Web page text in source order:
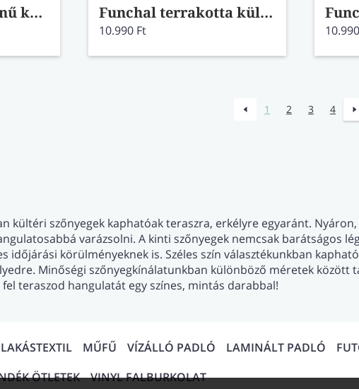
Funchal arany színű kültéri szőnyeg 140x200 Funchal terrakotta kültéri szőnyeg 60x110
10.990 Ft
1 2 3 4
kültéri szőnyegek kaphatóak teraszra, erkélyre egyaránt.
varázsolni. A kinti szőnyegek nemcsak
időjárási körülményeknek is. Széles szín választékunkban
Minőségi szőnyegkínálatunkban különböző méretek
fel teraszod hangulatát egy színes, mintás darabbal!
LAKÁSTEXTIL MŰFŰ VÍZÁLLÓ PADLÓ LAMINÁLT PADLÓ
ÖTLETEK VINYL FALBURKOLAT